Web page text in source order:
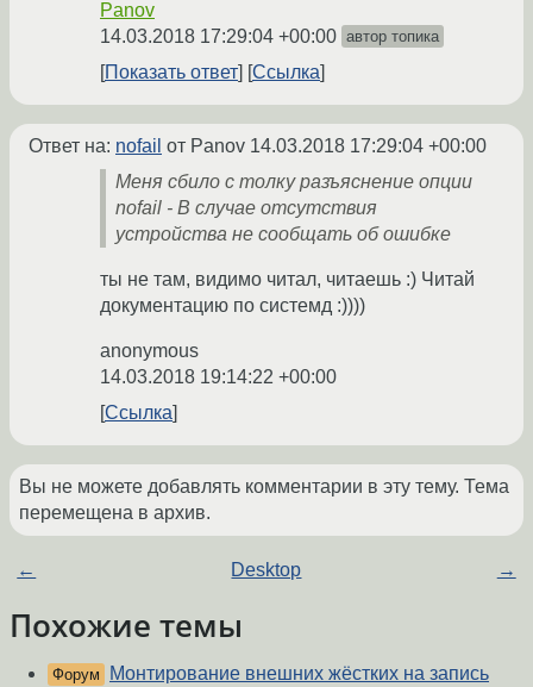
Panov
14.03.2018 17:29:04 +00:00 автор топика
Показать ответ Ссылка
Ответ на: nofail от Panov 14.03.2018 17:29:04 +00:00
Меня сбило с толку разъяснение опции
nofail - В случае отсутствия
устройства не сообщать об ошибке
ты не там, видимо читал, читаешь :) Читай
документацию по системд :))))
anonymous
14.03.2018 19:14:22 +00:00
Ссылка
Вы не можете добавлять комментарии в эту тему. Тема
перемещена в архив.
← Desktop →
Похожие темы
Форум
Монтирование внешних жёстких на запись